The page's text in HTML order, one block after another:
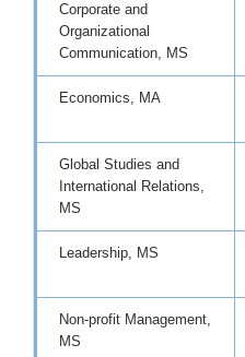
Corporate and
Organizational
Communication, MS
Economics, MA
Global Studies and
International Relations,
MS
Leadership, MS
Non-profit Management,
MS